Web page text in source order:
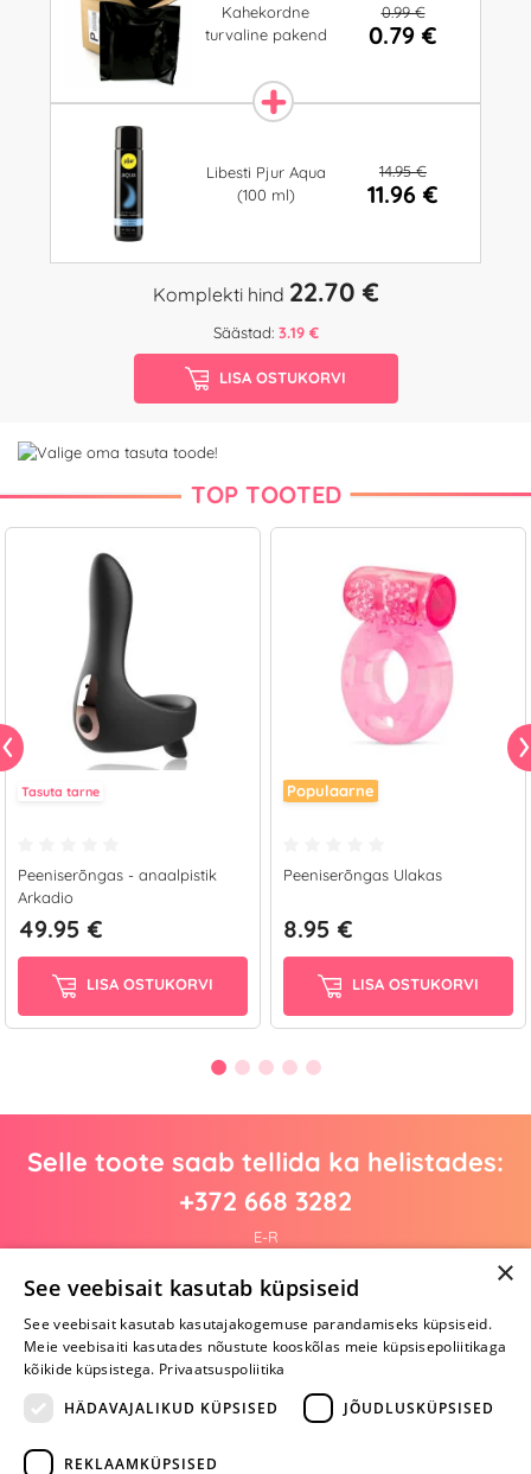
Kahekordne
turvaline pakend
0.99 €
0.79 €
Libesti Pjur Aqua
(100 ml)
14.95 €
11.96 €
Komplekti hind 22.70 €
Säästad: 3.19 €
LISA OSTUKORVI
TOP TOOTED
Tasuta tarne
Peeniserõngas - anaalpistik
Arkadio
49.95 €
LISA OSTUKORVI
Populaarne
Peeniserõngas Ulakas
8.95 €
LISA OSTUKORVI
Selle toote saab tellida ka helistades:
+372 668 3282
E-R
Arvustusi veel pole
Ole esimene!
Kirjuta arvustus ja SAA KINGITUS!
×
See veebisait kasutab küpsiseid
See veebisait kasutab kasutajakogemuse parandamiseks küpsiseid.
Meie veebisaiti kasutades nõustute kooskõlas meie küpsisepoliitikaga
kõikide küpsistega. Privaatsuspoliitika
HÄDAVAJALIKUD KÜPSISED
JÕUDLUSKÜPSISED
REKLAAMKÜPSISED